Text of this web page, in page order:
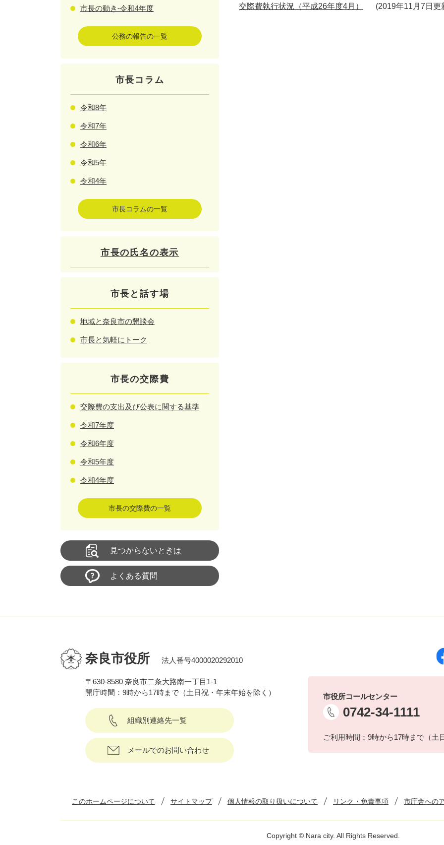
交際費執行状況（平成26年度4月） 2019年11月7日更
市長の動き-令和4年度
公務の報告の一覧
市長コラム
令和8年
令和7年
令和6年
令和5年
令和4年
市長コラムの一覧
市長の氏名の表示
市長と話す場
地域と奈良市の懇談会
市長と気軽にトーク
市長の交際費
交際費の支出及び公表に関する基準
令和7年度
令和6年度
令和5年度
令和4年度
市長の交際費の一覧
見つからないときは
よくある質問
奈良市役所 法人番号4000020292010
〒630-8580 奈良市二条大路南一丁目1-1
開庁時間：9時から17時まで（土日祝・年末年始を除く）
組織別連絡先一覧
メールでのお問い合わせ
市役所コールセンター
0742-34-1111
ご利用時間：9時から17時まで（土
このホームページについて サイトマップ 個人情報の取り扱いについて リンク・免責事項 市庁舎への
Copyright © Nara city. All Rights Reserved.